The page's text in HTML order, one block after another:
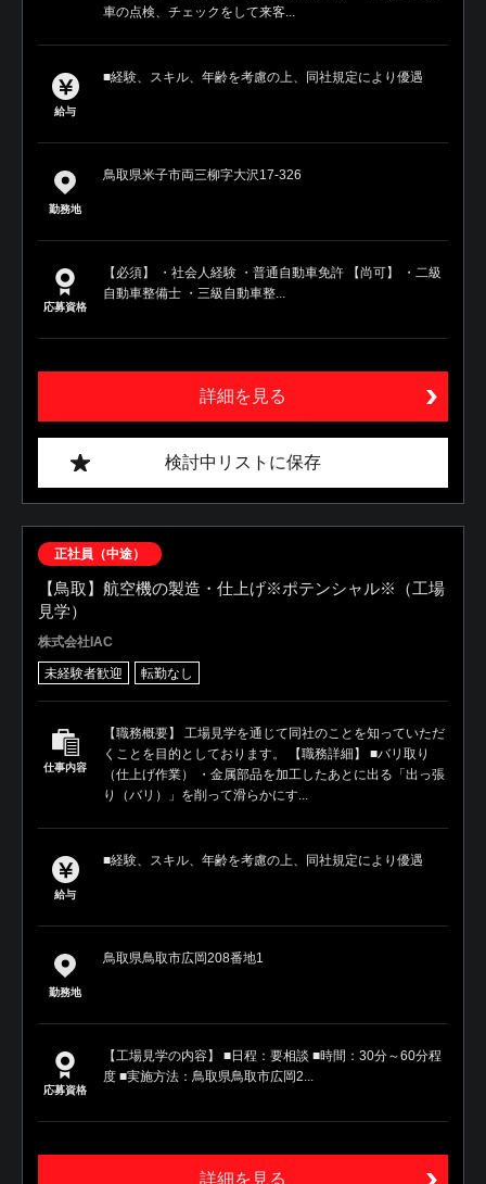
車の点検、チェックをして来客...
給与
■経験、スキル、年齢を考慮の上、同社規定により優遇
勤務地
鳥取県米子市両三柳字大沢17-326
応募資格
【必須】 ・社会人経験 ・普通自動車免許 【尚可】 ・二級
自動車整備士 ・三級自動車整...
詳細を見る
検討中リストに保存
正社員（中途）
【鳥取】航空機の製造・仕上げ※ポテンシャル※（工場
見学）
株式会社IAC
未経験者歓迎 転勤なし
仕事内容
【職務概要】 工場見学を通じて同社のことを知っていただ
くことを目的としております。 【職務詳細】 ■バリ取り
（仕上げ作業） ・金属部品を加工したあとに出る「出っ張
り（バリ）」を削って滑らかにす...
給与
■経験、スキル、年齢を考慮の上、同社規定により優遇
勤務地
鳥取県鳥取市広岡208番地1
応募資格
【工場見学の内容】 ■日程：要相談 ■時間：30分～60分程
度 ■実施方法：鳥取県鳥取市広岡2...
詳細を見る